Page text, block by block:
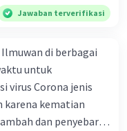
itu baru saja pindah
tebal dalam kutipan
Jawaban terverifikasi
di berbagai
untuk
virus Corona jenis
karena kematian
dan penyebaran